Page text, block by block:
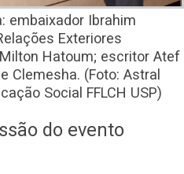
embaixador Ibrahim
Exteriores
Hatoum; escritor Atef
Clemesha. (Foto: Astral
Social FFLCH USP)
do evento